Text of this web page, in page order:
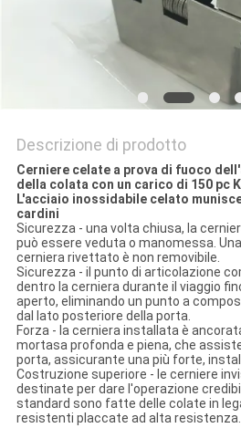
Descrizione di prodotto
Cerniere celate a prova di fuoco
della colata con un carico di 150 pc
L'acciaio inossidabile celato
cardini
Sicurezza - una volta chiusa, la
può essere veduta o manomessa.
cerniera rivettato è non removibile.
Sicurezza - il punto di articolazione
dentro la cerniera durante il viaggio
aperto, eliminando un punto a
dal lato posteriore della porta.
Forza - la cerniera installata è
mortasa profonda e piena, che
porta, assicurante una più forte,
Costruzione superiore - le cerniere
destinate per dare l'operazione
standard sono fatte delle colate in
resistenti placcate ad alta resistenza.